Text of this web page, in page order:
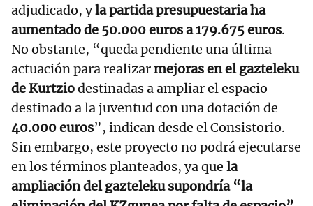
adjudicado, yla partida presupuestaria ha
aumentado de 50.000 euros a 179.675 euros.
No obstante, “queda pendiente una última
actuación para realizarmejoras en el gazteleku
de Kurtziodestinadas a ampliar el espacio
destinado a la juventud con una dotación de
40.000 euros”, indican desde el Consistorio.
Sin embargo, este proyecto no podrá ejecutarse
en los términos planteados, ya que la
ampliación del gazteleku supondría “la